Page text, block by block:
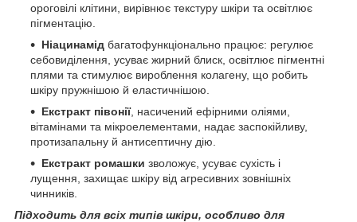
ороговілі клітини, вирівнює текстуру шкіри та освітлює
пігментацію.
Ніацинамід багатофункціонально працює: регулює
себовиділення, усуває жирний блиск, освітлює пігментні
плями та стимулює вироблення колагену, що робить
шкіру пружнішою й еластичнішою.
Екстракт півонії, насичений ефірними оліями,
вітамінами та мікроелементами, надає заспокійливу,
протизапальну й антисептичну дію.
Екстракт ромашки зволожує, усуває сухість і
лущення, захищає шкіру від агресивних зовнішніх
чинників.
Підходить для всіх типів шкіри, особливо для